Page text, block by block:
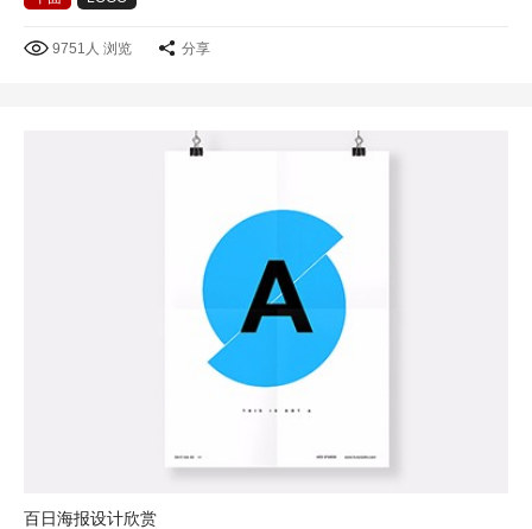
9751人 浏览 分享
百日海报设计欣赏